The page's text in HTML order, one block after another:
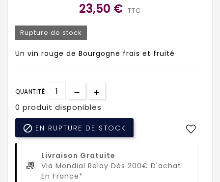
23,50 € TTC
Rupture de stock
Un vin rouge de Bourgogne frais et fruité
QUANTITÉ
0 produit disponibles
 EN RUPTURE DE STOCK
Livraison Gratuite
Via Mondial Relay Dès 200€ D'achat
En France*